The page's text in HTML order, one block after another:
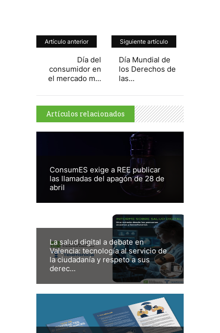
Artículo anterior
Día del
consumidor en
el mercado m...
Siguiente artículo
Día Mundial de
los Derechos de
las...
Artículos relacionados
ConsumES exige a REE publicar
las llamadas del apagón de 28 de
abril
La salud digital a debate en
Valencia: tecnología al servicio de
la ciudadanía y respeto a sus
derec...